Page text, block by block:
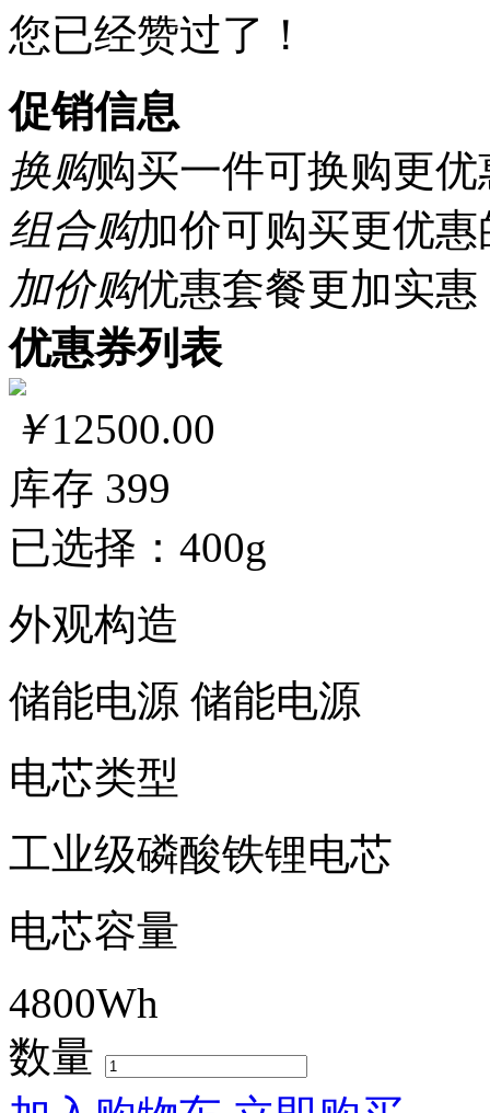
您已经赞过了！
促销信息
换购购买一件可换购更优
组合购加价可购买更优
加价购优惠套餐更加实
优惠券列表
￥12500.00
库存 399
已选择：400g
外观构造
储能电源 储能电源
电芯类型
工业级磷酸铁锂电芯
电芯容量
4800Wh
数量